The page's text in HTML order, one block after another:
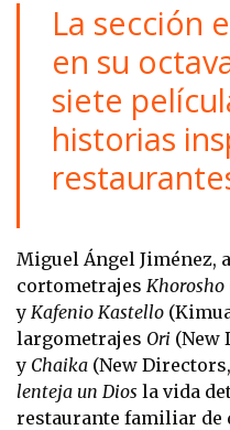
La sección
en su
siete
historias
Miguel Ángel Jiménez,
cortometrajes Khorosho
y Kafenio Kastello
largometrajes Ori (New
y Chaika (New
lenteja un Dios la vida
restaurante familiar